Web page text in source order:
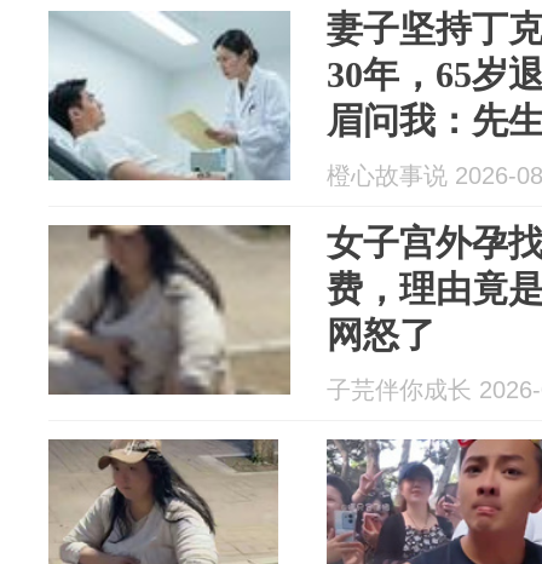
妻子坚持丁
30年，65岁
眉问我：先
个手术，是
橙心故事说 2026-
女子宫外孕
费，理由竟
网怒了
子芫伴你成长